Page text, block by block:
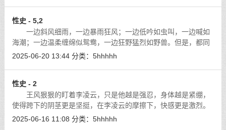
性史 - 5,2
一边斜风细雨，一边暴雨狂风；一边低吟如虫叫，一边喊如
海潮；一边温柔缠绵似鸳鸯，一边狂野猛烈如野兽。但是，都同
样的被快感淹没，在欲海中起伏。
2025-06-20 13:44 分类： 5hhhhh
性史 - 2
王风狠狠的盯着李凌云，只是他越是强忍，身体越是紧绷，
使得跨下的阴茎更是坚挺，在李凌云的摩擦下，快感更是激烈。
[详细]
2025-06-16 11:08 分类： 5hhhhh